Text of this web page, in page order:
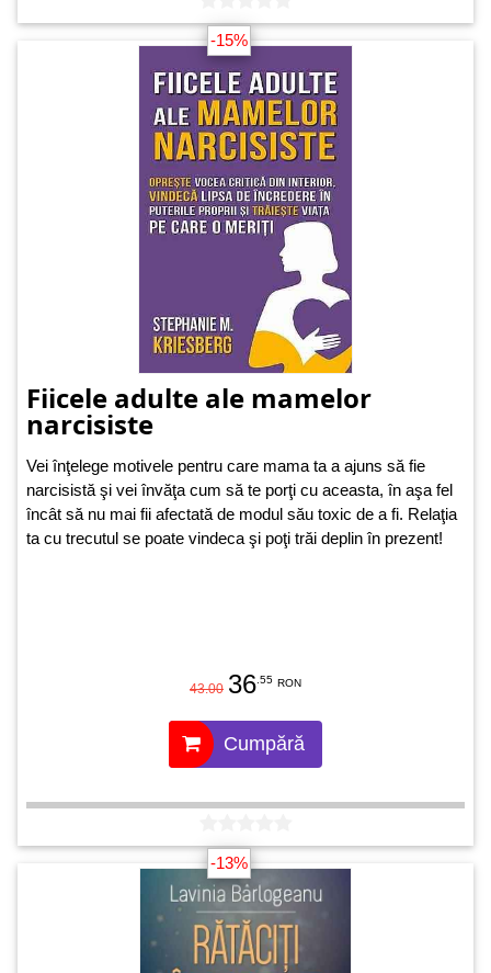
-15%
Fiicele adulte ale mamelor
narcisiste
Vei înţelege motivele pentru care mama ta a ajuns să fie
narcisistă şi vei învăţa cum să te porţi cu aceasta, în aşa fel
încât să nu mai fii afectată de modul său toxic de a fi. Relaţia
ta cu trecutul se poate vindeca şi poţi trăi deplin în prezent!
43.00 36 .55 RON
Cumpără
-13%